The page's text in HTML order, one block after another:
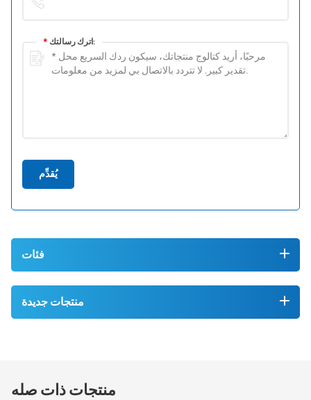
* اترك رسالتك:
يُقدِّم
فئات
منتجات جديدة
منتجات ذات صله